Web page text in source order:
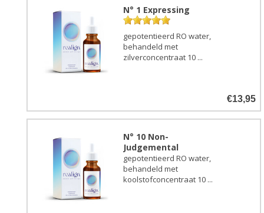
N° 1 Expressing
gepotentieerd RO water,
behandeld met
zilverconcentraat 10 ...
€13,95
N° 10 Non-
Judgemental
gepotentieerd RO water,
behandeld met
koolstofconcentraat 10 ...